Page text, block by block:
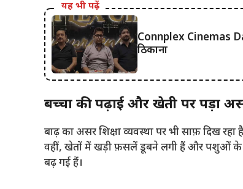
यह भी पढ़ें
Connplex Cinemas
ठिकाना
बच्चों की पढ़ाई और खेती पर पड़ा
बाढ़ का असर शिक्षा व्यवस्था पर भी साफ़ दिख
वहीं, खेतों में खड़ी फ़सलें डूबने लगी हैं और पशुओं के
बढ़ गई हैं।